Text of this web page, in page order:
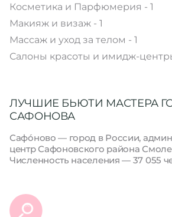
Косметика и Парфюмерия - 1
Макияж и визаж - 1
Массаж и уход за телом - 1
Салоны красоты и имидж-
ЛУЧШИЕ БЬЮТИ МАСТЕРА
САФОНОВА
Сафо́ново — город в России,
центр Сафоновского района
Численность населения — 37 055